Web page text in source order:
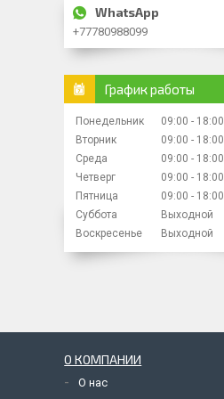
+77780988099
График работы
Понедельник 09:00
18:00
Вторник
09:00
18:00
Среда
09:00
18:00
Четверг
09:00
18:00
Пятница
09:00
18:00
Суббота
Выходной
Воскресенье
Выходной
О КОМПАНИИ
О нас